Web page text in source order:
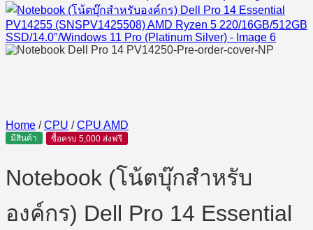
Home / CPU / CPU AMD
มีสินค้า ซื้อครบ 5,000 ส่งฟรี
Notebook (โน้ตบุ๊กสำหรับ
องค์กร) Dell Pro 14 Essential